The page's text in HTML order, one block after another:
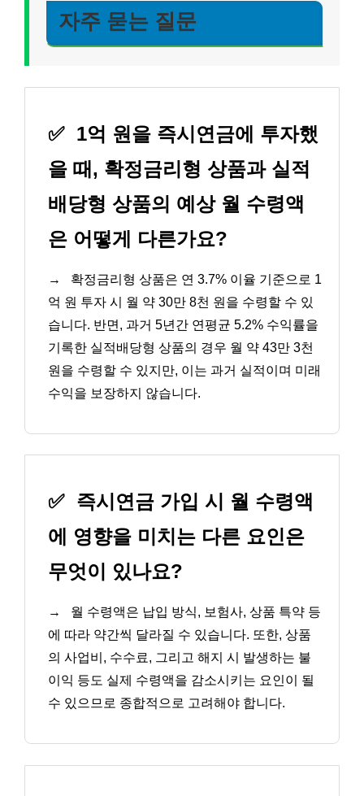
자주 묻는 질문
✅ 1억 원을 즉시연금에 투자했
을 때, 확정금리형 상품과 실적
배당형 상품의 예상 월 수령액
은 어떻게 다른가요?
→
확정금리형 상품은 연 3.7% 이율 기준으로 1
억 원 투자 시 월 약 30만 8천 원을 수령할 수 있
습니다. 반면, 과거 5년간 연평균 5.2% 수익률을
기록한 실적배당형 상품의 경우 월 약 43만 3천
원을 수령할 수 있지만, 이는 과거 실적이며 미래
수익을 보장하지 않습니다.
✅ 즉시연금 가입 시 월 수령액
에 영향을 미치는 다른 요인은
무엇이 있나요?
→
월 수령액은 납입 방식, 보험사, 상품 특약 등
에 따라 약간씩 달라질 수 있습니다. 또한, 상품
의 사업비, 수수료, 그리고 해지 시 발생하는 불
이익 등도 실제 수령액을 감소시키는 요인이 될
수 있으므로 종합적으로 고려해야 합니다.